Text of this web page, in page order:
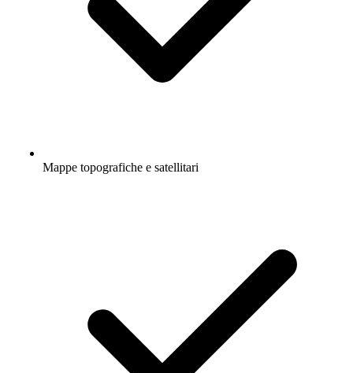
Mappe topografiche e satellitari